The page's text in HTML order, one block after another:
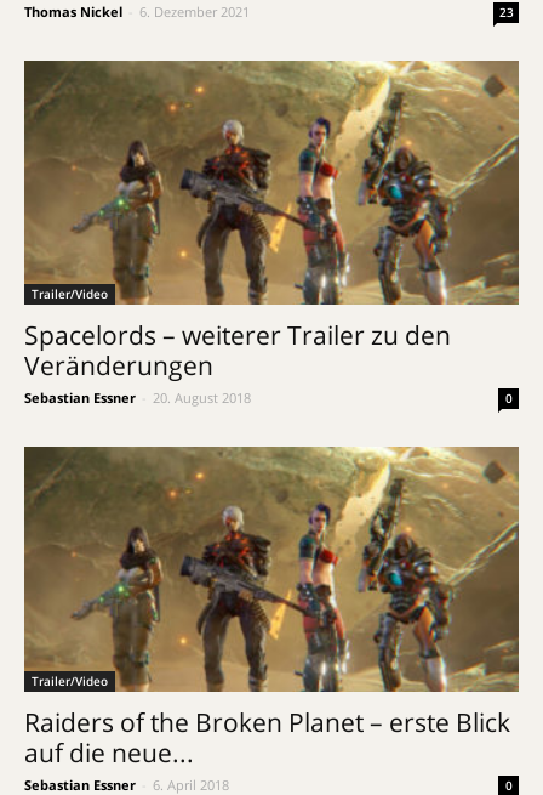
Thomas Nickel 6. Dezember 2021 23
Trailer/Video
Spacelords – weiterer Trailer zu den
Veränderungen
Sebastian Essner 20. August 2018 0
Trailer/Video
Raiders of the Broken Planet – erste Blick
auf die neue...
Sebastian Essner 6. April 2018 0